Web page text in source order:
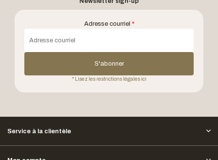
Adresse courriel *
S'abonner
* Lisez les restrictions légales ici
Service à la clientèle